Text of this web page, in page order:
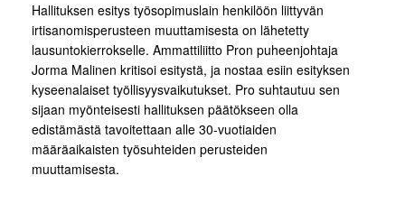
Hallituksen esitys työsopimuslain henkilöön liittyvän
irtisanomisperusteen muuttamisesta on lähetetty
lausuntokierrokselle. Ammattiliitto Pron puheenjohtaja
Jorma Malinen kritisoi esitystä, ja nostaa esiin esityksen
kyseenalaiset työllisyysvaikutukset. Pro suhtautuu sen
sijaan myönteisesti hallituksen päätökseen olla
edistämästä tavoitettaan alle 30-vuotiaiden
määräaikaisten työsuhteiden perusteiden
muuttamisesta.